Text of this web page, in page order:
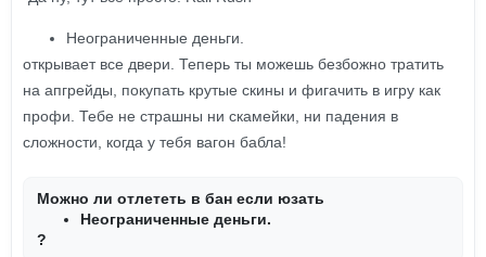
Неограниченные деньги.
открывает все двери. Теперь ты можешь безбожно тратить
на апгрейды, покупать крутые скины и фигачить в игру как
профи. Тебе не страшны ни скамейки, ни падения в
сложности, когда у тебя вагон бабла!
Можно ли отлететь в бан если юзать
Неограниченные деньги.
?